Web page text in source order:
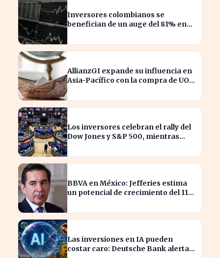
Inversores colombianos se
benefician de un auge del 81% en
AllianzGI expande su influencia en
Asia-Pacífico con la compra de UOB
Los inversores celebran el rally del
Dow Jones y S&P 500, mientras
BBVA en México: Jefferies estima
un potencial de crecimiento del 11%
Las inversiones en IA pueden
costar caro: Deutsche Bank alerta a